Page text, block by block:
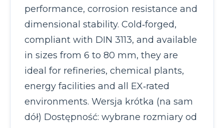
performance, corrosion resistance and
dimensional stability. Cold‑forged,
compliant with DIN 3113, and available
in sizes from 6 to 80 mm, they are
ideal for refineries, chemical plants,
energy facilities and all EX‑rated
environments. Wersja krótka (na sam
dół) Dostępność: wybrane rozmiary od